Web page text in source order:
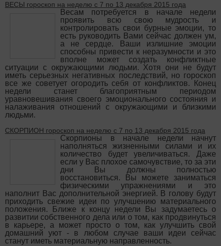
ВЕСЫ гороскоп на неделю с 7 по 13 декабря 2015 года
Весам потребуется в начале недели
проявить всю свою мудрость и
контролировать свои бурные эмоции, то
есть руководить Вами сейчас должен ум,
а не сердце. Ваши излишние эмоции
способны привести к неразумности и это
вполне может создать конфликтные
ситуации с окружающими людьми. Хотя они не будут
иметь серьезных негативных последствий, но гороскоп
все же советует огородить себя от конфликтов. Конец
недели станет благоприятным периодом
уравновешивания своего эмоционального состояния и
налаживания отношений с окружающими и близкими
людьми.
СКОРПИОН гороскоп на неделю с 7 по 13 декабря 2015 года
Скорпионы в начале недели начнут
наполняться жизненными силами и их
количество будет увеличиваться. Даже
если у Вас плохое самочувствие, то за эти
дни Вы должны полностью
восстановиться. Вы можете заниматься
физическими упражнениями и это
наполнит Вас дополнительной энергией. В голову будут
приходить свежие идеи по улучшению материального
положения. Ближе к концу недели Вы задумаетесь о
развитии собственного дела или о том, как продвинуться
в карьере, а может просто о том, как улучшить свой
домашний уют - в любом случае ваши идеи сейчас
станут иметь материальную направленность.